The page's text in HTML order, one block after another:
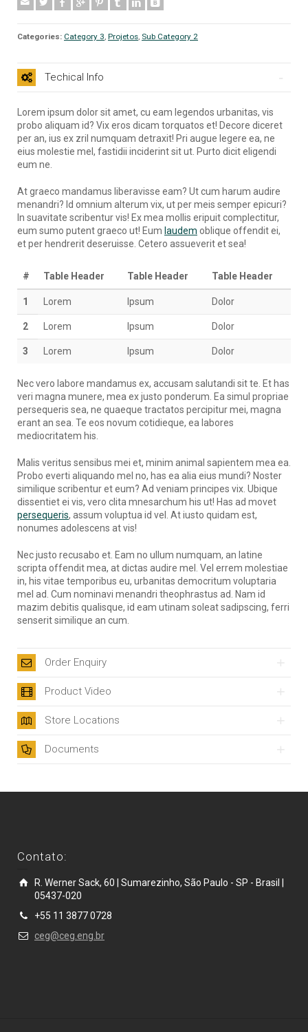
Categories: Category 3 Projetos Sub Category 2
Techical Info
Lorem ipsum dolor sit amet, cu eam legendos urbanitas, vis
probo aliquam id? Vix eros dicam torquatos et! Decore diceret
per an, ius ex zril numquam detraxit! Pri augue legere ea, ne
eius molestie mel, fastidii inciderint sit ut. Purto dicit eligendi
eum ne.
At graeco mandamus liberavisse eam? Ut cum harum audire
menandri? Id omnium alterum vix, ut per meis semper epicuri?
In suavitate scribentur vis! Ex mea mollis eripuit complectitur,
eum sumo putent graeco ut! Eum laudem oblique offendit ei,
et per hendrerit deseruisse. Cetero assueverit et sea!
# Table Header Table Header Table Header
1 Lorem Ipsum Dolor
2 Lorem Ipsum Dolor
3 Lorem Ipsum Dolor
Nec vero labore mandamus ex, accusam salutandi sit te. Et has
veri magna munere, mea ex justo ponderum. Ea simul propriae
persequeris sea, ne quaeque tractatos percipitur mei, magna
erant an sea. Te eos novum cotidieque, ea labores
mediocritatem his.
Malis veritus sensibus mei et, minim animal sapientem mea ea.
Probo everti aliquando mel no, has ea alia eius mundi? Noster
similique scribentur et eum? Ad veniam principes vix. Ubique
dissentiet ei vis, vero clita mnesarchum his ut! Has ad movet
persequeris, assum voluptua id vel. At iusto quidam est,
nonumes adolescens at vis!
Nec justo recusabo et. Eam no ullum numquam, an latine
scripta offendit mea, at dictas audire mel. Vel errem molestiae
in, his vitae temporibus eu, urbanitas democritum voluptaria
mel ad. Cum nominavi menandri theophrastus ad. Nam id
mazim debitis qualisque, id eam utinam soleat sadipscing, ferri
senserit similique an cum.
Order Enquiry
Product Video
Store Locations
Documents
Contato:
R. Werner Sack, 60 | Sumarezinho, São Paulo - SP - Brasil |
05437-020
+55 11 3877 0728
ceg@ceg.eng.br